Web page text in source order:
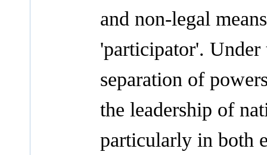
and non-legal
'participator'. Under
separation of
the leadership of
particularly in both